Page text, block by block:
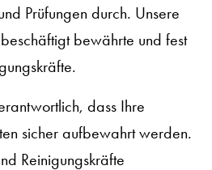
Prüfungen durch. Unsere
bewährte und fest
dass Ihre
sicher aufbewahrt werden.
Reinigungskräfte